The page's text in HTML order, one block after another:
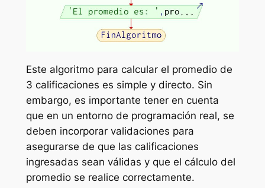
Este algoritmo para calcular el promedio de
3 calificaciones es simple y directo. Sin
embargo, es importante tener en cuenta
que en un entorno de programación real, se
deben incorporar validaciones para
asegurarse de que las calificaciones
ingresadas sean válidas y que el cálculo del
promedio se realice correctamente.